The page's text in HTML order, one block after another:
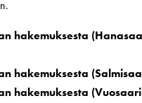
hakemuksesta
hakemuksesta
hakemuksesta